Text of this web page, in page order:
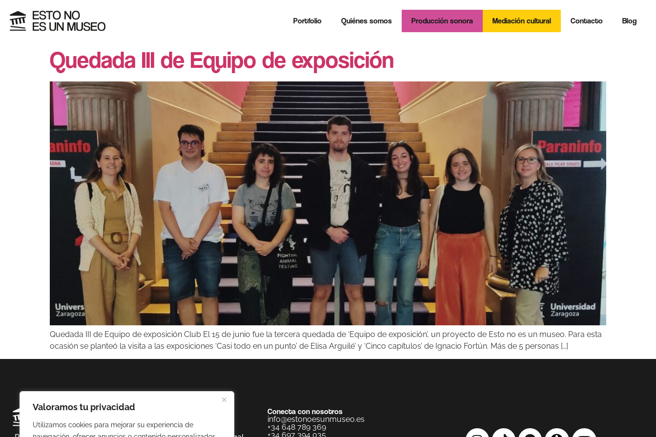
Valoramos tu privacidad
Utilizamos cookies para mejorar su experiencia de
Portfolio Quiénes somos Producción sonora Mediación cultural Contacto Blog
Quedada III de Equipo de exposición
Quedada III de Equipo de exposición Club El 15 de junio fue la tercera quedada de ‘Equipo de exposición’, un proyecto de Esto no es un museo. Para esta
ocasión se planteó la visita a las exposiciones ‘Casi todo en un punto’ de Elisa Arguilé’ y ‘Cinco capítulos’ de Ignacio Fortún. Más de 5 personas […]
Conecta con nosotros
info@estonoesunmuseo.es
+34 648 789 369
+34 697 394 035